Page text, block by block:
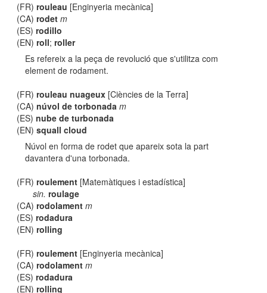
(FR)rouleau [Enginyeria mecànica]
(CA)rodet m
(ES)rodillo
(EN)roll;roller
Es refereix a la peça de revolució que s'utilitza com
element de rodament.
(FR)rouleau nuageux [Ciències de la Terra]
(CA)núvol de torbonada m
(ES)nube de turbonada
(EN)squall cloud
Núvol en forma de rodet que apareix sota la part
davantera d'una torbonada.
(FR)roulement [Matemàtiques i estadística]
sin. roulage
(CA)rodolament m
(ES)rodadura
(EN)rolling
(FR)roulement [Enginyeria mecànica]
(CA)rodolament m
(ES)rodadura
(EN)rolling